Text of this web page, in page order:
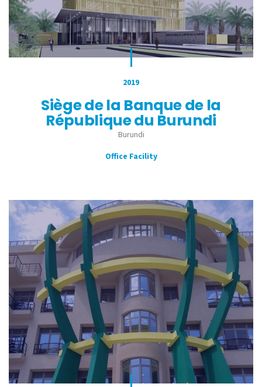
2019
Siège de la Banque de la
République du Burundi
Burundi
Office Facility